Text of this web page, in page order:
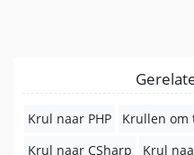
Krul naar PHP Krullen om
Krul naar CSharp
Krul